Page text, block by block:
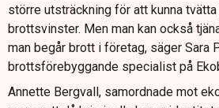
större utsträckning för att kunna
brottsvinster. Men man kan också
man begår brott i företag, säger Sara
brottsförebyggande specialist på
Annette Bergvall, samordnade mot